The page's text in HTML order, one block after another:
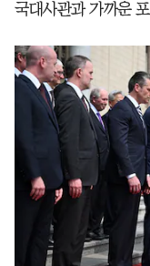
국대사관과 가까운